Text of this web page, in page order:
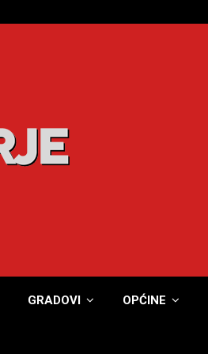
GRADOVI OPĆINE